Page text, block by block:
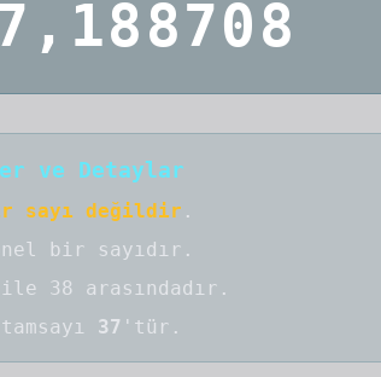
ve Detaylar
sayı değildir .
bir sayıdır .
38 arasındadır.
37 'tür.